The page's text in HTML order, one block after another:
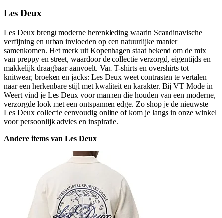
Les Deux
Les Deux brengt moderne herenkleding waarin Scandinavische
verfijning en urban invloeden op een natuurlijke manier
samenkomen. Het merk uit Kopenhagen staat bekend om de mix
van preppy en street, waardoor de collectie verzorgd, eigentijds en
makkelijk draagbaar aanvoelt. Van T-shirts en overshirts tot
knitwear, broeken en jacks: Les Deux weet contrasten te vertalen
naar een herkenbare stijl met kwaliteit en karakter. Bij VT Mode in
Weert vind je Les Deux voor mannen die houden van een moderne,
verzorgde look met een ontspannen edge. Zo shop je de nieuwste
Les Deux collectie eenvoudig online of kom je langs in onze winkel
voor persoonlijk advies en inspiratie.
Andere items van Les Deux